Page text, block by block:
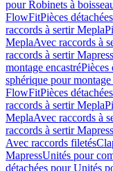
pour Robinets à
FlowFitPièces
raccords à sertir Mepla
MeplaAvec raccords à
raccords à sertir Mapress
montage encastréPièces
sphérique pour montage
FlowFitPièces
raccords à sertir Mepla
MeplaAvec raccords à
raccords à sertir Mapress
Avec raccords filetés
MapressUnités pour
détachées pour Unités